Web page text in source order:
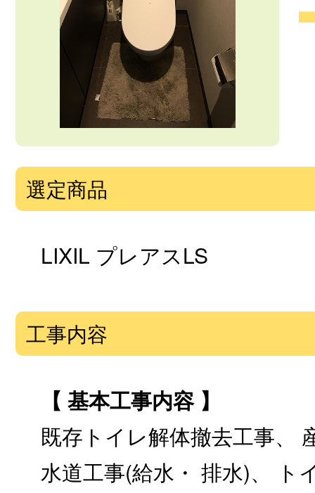
選定商品
LIXIL プレアスLS
工事内容
【 基本工事内容 】
既存トイレ解体撤去工事、
水道工事(給水・ 排水)、 ト